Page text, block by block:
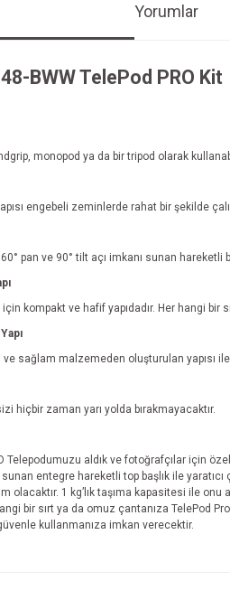
Yorumlar
BWW TelePod PRO Kit
monopod ya da bir tripod olarak
engebeli zeminlerde rahat bir şekilde
pan ve 90° tilt açı imkanı sunan hareketli
kompakt ve hafif yapıdadır. Her hangi
ve sağlam malzemeden oluşturulan yapısı
hiçbir zaman yarı yolda bırakmayacaktır.
Telepodumuzu aldık ve fotoğrafçılar için
sunan entegre hareketli top başlık ile
olacaktır. 1 kg’lık taşıma kapasitesi ile
bir sırt ya da omuz çantanıza TelePod
kullanmanıza imkan verecektir.